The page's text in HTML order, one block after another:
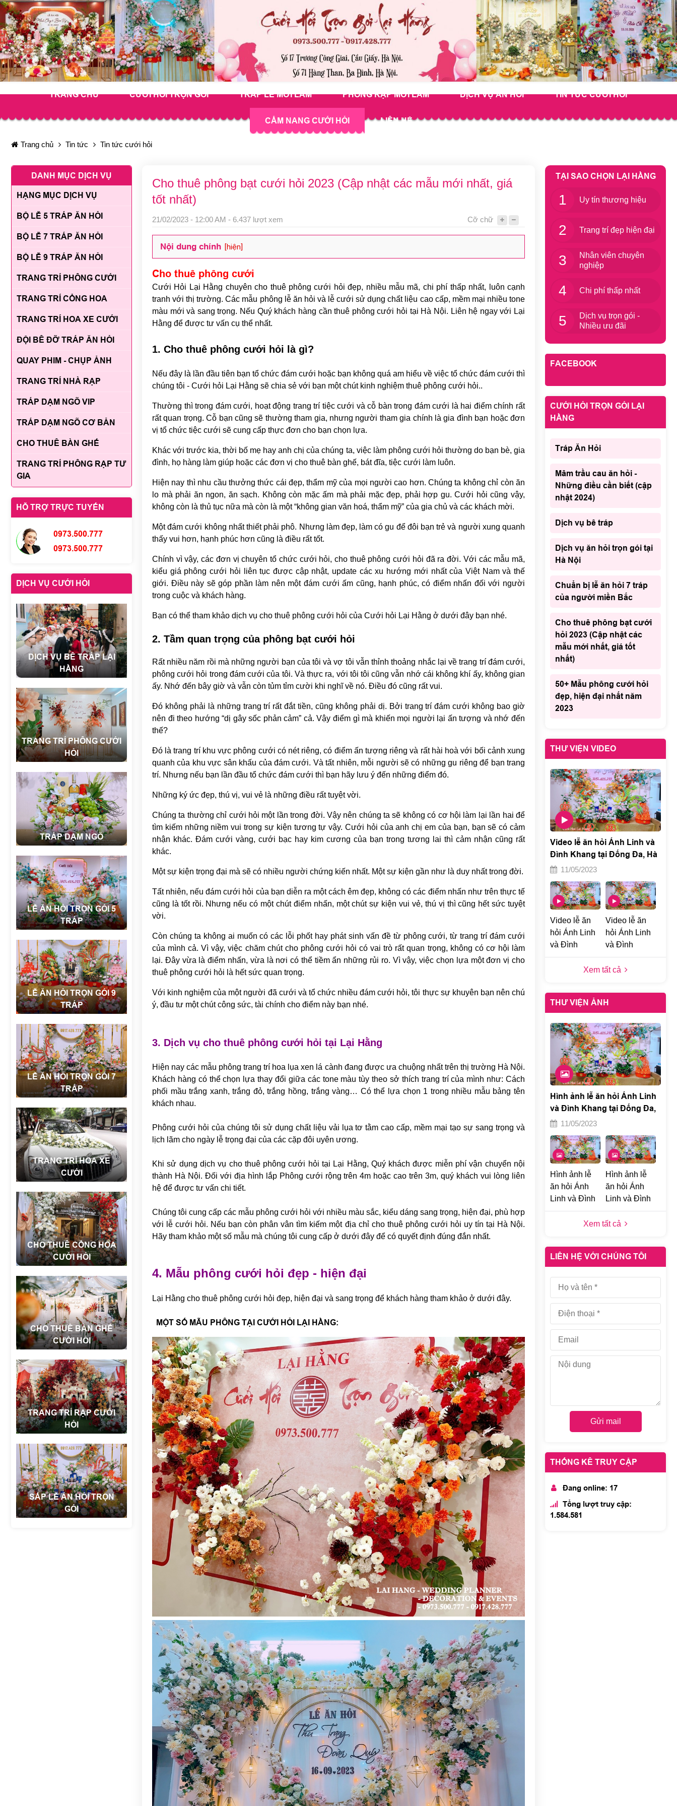
TRANG CHỦ CƯỚI HỎI TRỌN GÓI TRÁP LỄ MỚI LÀM PHÔNG RẠP MỚI LÀM DỊCH VỤ ĂN HỎI TIN TỨC CƯỚI HỎI
CẨM NANG CƯỚI HỎI LIÊN HỆ
Trang chủ Tin tức Tin tức cưới hỏi
DANH MỤC DỊCH VỤ
HẠNG MỤC DỊCH VỤ
BỘ LỄ 5 TRÁP ĂN HỎI
BỘ LỄ 7 TRÁP ĂN HỎI
BỘ LỄ 9 TRÁP ĂN HỎI
TRANG TRÍ PHÔNG CƯỚI
TRANG TRÍ CỔNG HOA
TRANG TRÍ HOA XE CƯỚI
ĐỘI BÊ ĐỠ TRÁP ĂN HỎI
QUAY PHIM - CHỤP ẢNH
TRANG TRÍ NHÀ RẠP
TRÁP DẠM NGÕ VIP
TRÁP DẠM NGÕ CƠ BẢN
CHO THUÊ BÀN GHẾ
TRANG TRÍ PHÔNG RẠP TƯ
GIA
HỖ TRỢ TRỰC TUYẾN
0973.500.777
0973.500.777
DỊCH VỤ CƯỚI HỎI
DỊCH VỤ BÊ TRÁP LẠI
HẰNG
TRANG TRÍ PHÔNG CƯỚI
HỎI
TRÁP DẠM NGÕ
LỄ ĂN HỎI TRỌN GÓI 5
TRÁP
LỄ ĂN HỎI TRỌN GÓI 9
TRÁP
LỄ ĂN HỎI TRỌN GÓI 7
TRÁP
TRANG TRÍ HOA XE
CƯỚI
CHO THUÊ CỔNG HOA
CƯỚI HỎI
CHO THUÊ BÀN GHẾ
CƯỚI HỎI
TRANG TRÍ RẠP CƯỚI
HỎI
SẮP LỄ ĂN HỎI TRỌN
GÓI
Cho thuê phông bạt cưới hỏi 2023 (Cập nhật các mẫu mới nhất, giá
tốt nhất)
21/02/2023 - 12:00 AM - 6.437 lượt xem Cỡ chữ
Nội dung chính [hiện]
Cho thuê phông cưới
Cưới Hỏi Lại Hằng chuyên cho thuê phông cưới hỏi đẹp, nhiều mẫu mã, chi phí thấp nhất, luôn cạnh
tranh với thị trường. Các mẫu phông lễ ăn hỏi và lễ cưới sử dụng chất liệu cao cấp, mềm mại nhiều tone
màu mới và sang trọng. Nếu Quý khách hàng cần thuê phông cưới hỏi tại Hà Nội. Liên hệ ngay với Lại
Hằng để được tư vấn cụ thể nhất.
1. Cho thuê phông cưới hỏi là gì?
Nếu đây là lần đầu tiên bạn tổ chức đám cưới hoặc bạn không quá am hiểu về việc tổ chức đám cưới thì
chúng tôi - Cưới hỏi Lại Hằng sẽ chia sẻ với bạn một chút kinh nghiệm thuê phông cưới hỏi..
Thường thì trong đám cưới, hoạt động trang trí tiệc cưới và cỗ bàn trong đám cưới là hai điểm chính rất
rất quan trọng. Cỗ bạn cũng sẽ thường tham gia, nhưng người tham gia chính là gia đình bạn hoặc đơn
vị tổ chức tiệc cưới sẽ cung cấp thực đơn cho bạn chọn lựa.
Khác với trước kia, thời bố mẹ hay anh chị của chúng ta, việc làm phông cưới hỏi thường do bạn bè, gia
đình, họ hàng làm giúp hoặc các đơn vị cho thuê bàn ghế, bát đĩa, tiệc cưới làm luôn.
Hiện nay thì nhu cầu thưởng thức cái đẹp, thẩm mỹ của mọi người cao hơn. Chúng ta không chỉ còn ăn
lo mà phải ăn ngon, ăn sạch. Không còn mặc ấm mà phải mặc đẹp, phải hợp gu. Cưới hỏi cũng vậy,
không còn là thủ tục nữa mà còn là một “không gian văn hoá, thẩm mỹ” của gia chủ và các khách mời.
Một đám cưới không nhất thiết phải phô. Nhưng làm đẹp, làm có gu để đôi bạn trẻ và người xung quanh
thấy vui hơn, hạnh phúc hơn cũng là điều rất tốt.
Chính vì vậy, các đơn vị chuyên tổ chức cưới hỏi, cho thuê phông cưới hỏi đã ra đời. Với các mẫu mã,
kiểu giá phông cưới hỏi liên tục được cập nhật, update các xu hướng mới nhất của Việt Nam và thế
giới. Điều này sẽ góp phần làm nên một đám cưới ấm cũng, hạnh phúc, có điểm nhấn đối với người
trong cuộc và khách hàng.
Bạn có thể tham khảo dịch vụ cho thuê phông cưới hỏi của Cưới hỏi Lại Hằng ở dưới đây bạn nhé.
2. Tầm quan trọng của phông bạt cưới hỏi
Rất nhiều năm rồi mà những người bạn của tôi và vợ tôi vẫn thỉnh thoảng nhắc lại về trang trí đám cưới,
phông cưới hỏi trong đám cưới của tôi. Và thực ra, với tôi tôi cũng vẫn nhớ cái không khí ấy, không gian
ấy. Nhớ đến bây giờ và vẫn còn tủm tỉm cười khi nghĩ về nó. Điều đó cũng rất vui.
Đó không phải là những trang trí rất đắt tiền, cũng không phải dị. Bởi trang trí đám cưới không bao giờ
nên đi theo hướng “dị gây sốc phản cảm” cả. Vậy điểm gì mà khiến mọi người lại ấn tượng và nhớ đến
thế?
Đó là trang trí khu vực phông cưới có nét riêng, có điểm ấn tượng riêng và rất hài hoà với bối cảnh xung
quanh của khu vực sân khấu của đám cưới. Và tất nhiên, mỗi người sẽ có những gu riêng để bạn trang
trí. Nhưng nếu bạn lần đầu tổ chức đám cưới thì bạn hãy lưu ý đến những điểm đó.
Những ký ức đẹp, thú vị, vui vẻ là những điều rất tuyệt vời.
Chúng ta thường chỉ cưới hỏi một lần trong đời. Vậy nên chúng ta sẽ không có cơ hội làm lại lần hai để
tìm kiếm những niềm vui trong sự kiện tương tự vậy. Cưới hỏi của anh chị em của bạn, bạn sẽ có cảm
nhận khác. Đám cưới vàng, cưới bạc hay kim cương của bạn trong tương lai thì cảm nhận cũng rất
khác.
Một sự kiện trọng đại mà sẽ có nhiều người chứng kiến nhất. Một sự kiện gần như là duy nhất trong đời.
Tất nhiên, nếu đám cưới hỏi của bạn diễn ra một cách êm đẹp, không có các điểm nhấn như trên thực tế
cũng là tốt rồi. Nhưng nếu có một chút điểm nhấn, một chút sự kiện vui vẻ, thú vị thì cũng hết sức tuyệt
vời.
Còn chúng ta không ai muốn có các lỗi phốt hay phát sinh vấn đề từ phông cưới, từ trang trí đám cưới
của mình cả. Vì vậy, việc chăm chút cho phông cưới hỏi có vai trò rất quan trọng, không có cơ hội làm
lại. Đây vừa là điểm nhấn, vừa là nơi có thể tiềm ẩn những rủi ro. Vì vậy, việc chọn lựa một đơn vị cho
thuê phông cưới hỏi là hết sức quan trọng.
Với kinh nghiệm của một người đã cưới và tổ chức nhiều đám cưới hỏi, tôi thực sự khuyên bạn nên chú
ý, đầu tư một chút công sức, tài chính cho điểm này bạn nhé.
3. Dịch vụ cho thuê phông cưới hỏi tại Lại Hằng
Hiện nay các mẫu phông trang trí hoa lụa xen lá cành đang được ưa chuộng nhất trên thị trường Hà Nội.
Khách hàng có thể chọn lựa thay đổi giữa các tone màu tùy theo sở thích trang trí của mình như: Cách
phối mầu trắng xanh, trắng đỏ, trắng hồng, trắng vàng… Có thể lựa chọn 1 trong nhiều mẫu bảng tên
khách nhau.
Phông cưới hỏi của chúng tôi sử dụng chất liệu vải lụa tơ tằm cao cấp, mềm mại tạo sự sang trọng và
lịch lãm cho ngày lễ trọng đại của các cặp đôi uyên ương.
Khi sử dụng dịch vụ cho thuê phông cưới hỏi tại Lại Hằng, Quý khách được miễn phí vận chuyển nội
thành Hà Nội. Đối với địa hình lắp Phông cưới rộng trên 4m hoặc cao trên 3m, quý khách vui lòng liên
hệ để được tư vấn chi tiết.
Chúng tôi cung cấp các mẫu phông cưới hỏi với nhiều màu sắc, kiểu dáng sang trọng, hiện đại, phù hợp
với lễ cưới hỏi. Nếu bạn còn phân vân tìm kiếm một địa chỉ cho thuê phông cưới hỏi uy tín tại Hà Nội.
Hãy tham khảo một số mẫu mà chúng tôi cung cấp ở dưới đây để có quyết định đúng đắn nhất.
4. Mẫu phông cưới hỏi đẹp - hiện đại
Lại Hằng cho thuê phông cưới hỏi đẹp, hiện đại và sang trọng để khách hàng tham khảo ở dưới đây.
MỘT SỐ MẪU PHÔNG TẠI CƯỚI HỎI LẠI HẰNG:
TẠI SAO CHỌN LẠI HẰNG
1 Uy tín thương hiệu
2 Trang trí đẹp hiện đại
3
Nhân viên chuyên
nghiệp
4 Chi phí thấp nhất
5
Dịch vụ trọn gói -
Nhiều ưu đãi
FACEBOOK
CƯỚI HỎI TRỌN GÓI LẠI
HẰNG
Tráp Ăn Hỏi
Mâm trầu cau ăn hỏi -
Những điều cần biết (cập
nhật 2024)
Dịch vụ bê tráp
Dịch vụ ăn hỏi trọn gói tại
Hà Nội
Chuẩn bị lễ ăn hỏi 7 tráp
của người miền Bắc
Cho thuê phông bạt cưới
hỏi 2023 (Cập nhật các
mẫu mới nhất, giá tốt
nhất)
50+ Mẫu phông cưới hỏi
đẹp, hiện đại nhất năm
2023
THƯ VIỆN VIDEO
Video lễ ăn hỏi Ánh Linh và
Đình Khang tại Đống Đa, Hà
Nội 211/05/2023
Video lễ ăn
hỏi Ánh Linh
và Đình
Khang tại
Đống Đa, Hà
Video lễ ăn
hỏi Ánh Linh
và Đình
Khang tại
Đống Đa, Hà
Xem tất cả
THƯ VIỆN ẢNH
Hình ảnh lễ ăn hỏi Ánh Linh
và Đình Khang tại Đống Đa,
Hà Nội e
11/05/2023
Hình ảnh lễ
ăn hỏi Ánh
Linh và Đình
Khang tại
Đống Đa, Hà
Hình ảnh lễ
ăn hỏi Ánh
Linh và Đình
Khang tại
Đống Đa, Hà
Xem tất cả
LIÊN HỆ VỚI CHÚNG TÔI
Gửi mail
THỐNG KÊ TRUY CẬP
Đang online: 17
Tổng lượt truy cập:
1.584.581